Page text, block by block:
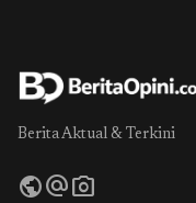
Berita Aktual & Terkini
publicalternate_emailphoto_camera